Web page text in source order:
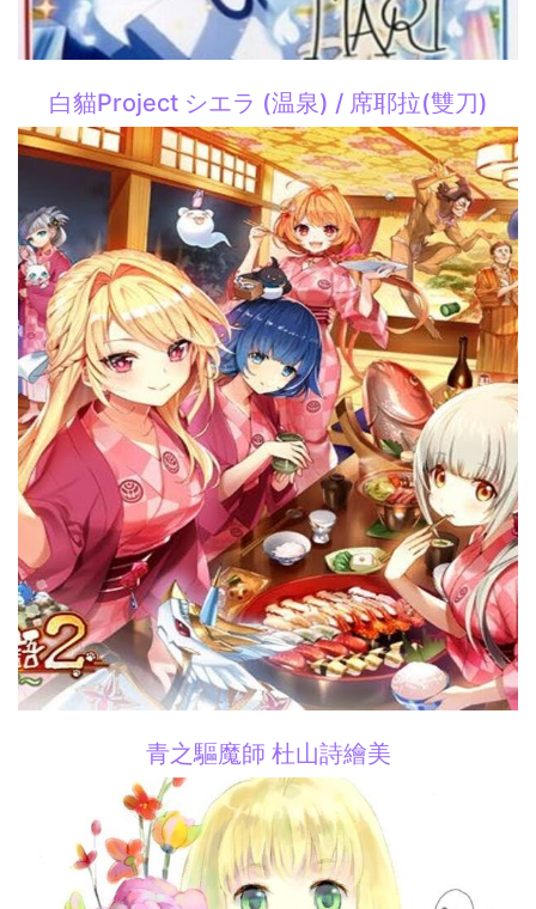
白貓Project シエラ (温泉) / 席耶拉(雙刀)
青之驅魔師 杜山詩繪美